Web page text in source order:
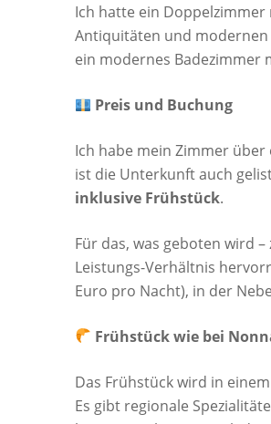
Ich hatte ein Doppelzimmer
Antiquitäten und modernen
ein modernes Badezimmer
Preis und Buchung
Ich habe mein Zimmer
ist die Unterkunft auch
inklusive Frühstück.
Für das, was geboten wird
Leistungs-Verhältnis
Euro pro Nacht), in der
Frühstück wie bei
Das Frühstück wird in
Es gibt regionale